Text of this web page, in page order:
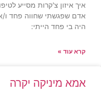
איך איזון צ'קרות מסייע
אדם שפגשתי שחווה פחד ו/
היה בי פחד הייתי:
קרא עוד »
אמא מיניקה יקרה